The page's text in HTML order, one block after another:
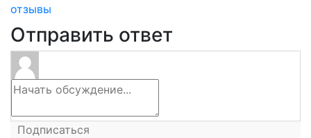
отзывы
Отправить ответ
Подписаться